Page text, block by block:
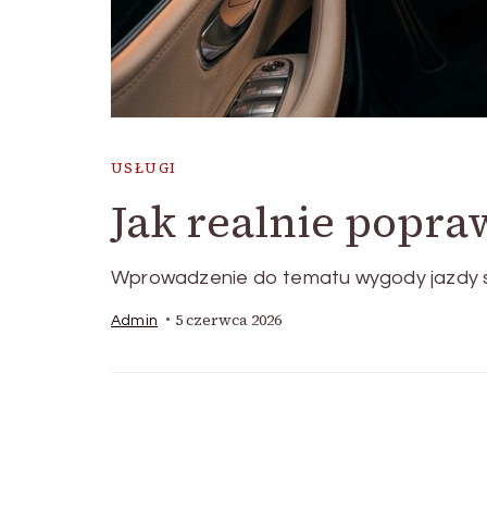
USŁUGI
Jak realnie
Wprowadzenie do tematu wygody jazdy
Admin 5 czerwca 2026